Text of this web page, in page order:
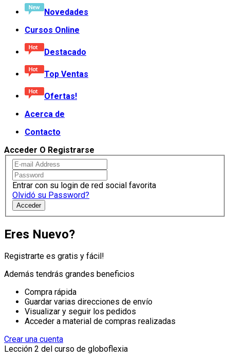
Novedades
Cursos Online
Destacado
Top Ventas
Ofertas!
Acerca de
Contacto
Acceder O Registrarse
Entrar con su login de red social favorita
Olvidó su Password?
Acceder
Eres Nuevo?
Registrarte es gratis y fácil!
Además tendrás grandes beneficios
Compra rápida
Guardar varias direcciones de envío
Visualizar y seguir los pedidos
Acceder a material de compras realizadas
Crear una cuenta
Lección 2 del curso de globoflexia